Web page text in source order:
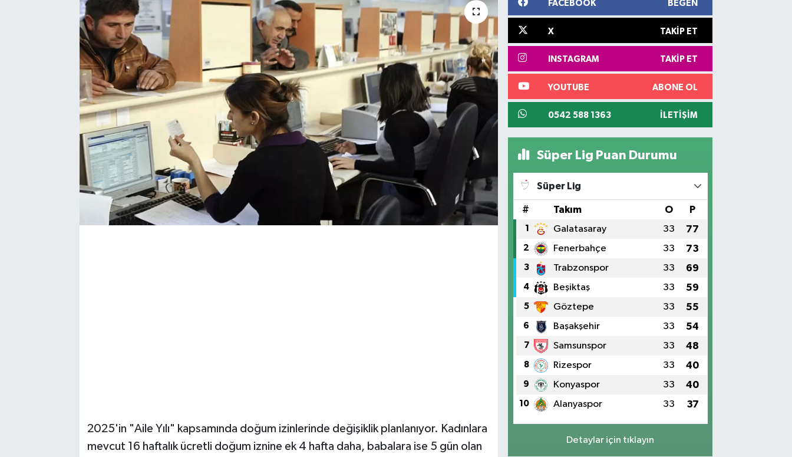
2025'in "Aile Yılı" kapsamında doğum izinlerinde değişiklik planlanıyor. Kadınlara
mevcut 16 haftalık ücretli doğum iznine ek 4 hafta daha, babalara ise 5 gün olan
FACEBOOK BEĞEN
X TAKIP ET
INSTAGRAM TAKIP ET
YOUTUBE ABONE OL
0542 588 1363 İLETIŞIM
Süper Lig Puan Durumu
Süper Lig
# Takım O P
1 Galatasaray 33 77
2 Fenerbahçe 33 73
3 Trabzonspor 33 69
4 Beşiktaş 33 59
5 Göztepe 33 55
6 Başakşehir 33 54
7 Samsunspor 33 48
8 Rizespor 33 40
9 Konyaspor 33 40
10 Alanyaspor 33 37
Detaylar için tıklayın